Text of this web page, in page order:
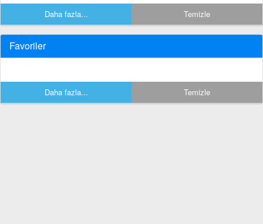
Daha fazla... Temizle
Favoriler
Daha fazla... Temizle